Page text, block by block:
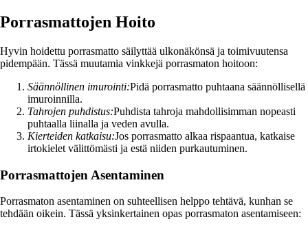
Porrasmattojen Hoito
Hyvin hoidettu porrasmatto säilyttää ulkonäkönsä ja toimivuutensa
pidempään. Tässä muutamia vinkkejä porrasmaton hoitoon:
Säännöllinen imurointi:Pidä porrasmatto puhtaana säännöllisellä
imuroinnilla.
Tahrojen puhdistus:Puhdista tahroja mahdollisimman nopeasti
puhtaalla liinalla ja veden avulla.
Kierteiden katkaisu:Jos porrasmatto alkaa rispaantua, katkaise
irtokielet välittömästi ja estä niiden purkautuminen.
Porrasmattojen Asentaminen
Porrasmaton asentaminen on suhteellisen helppo tehtävä, kunhan se
tehdään oikein. Tässä yksinkertainen opas porrasmaton asentamiseen: